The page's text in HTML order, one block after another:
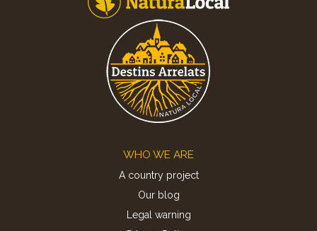
WHO WE ARE
A country project
Our blog
Legal warning